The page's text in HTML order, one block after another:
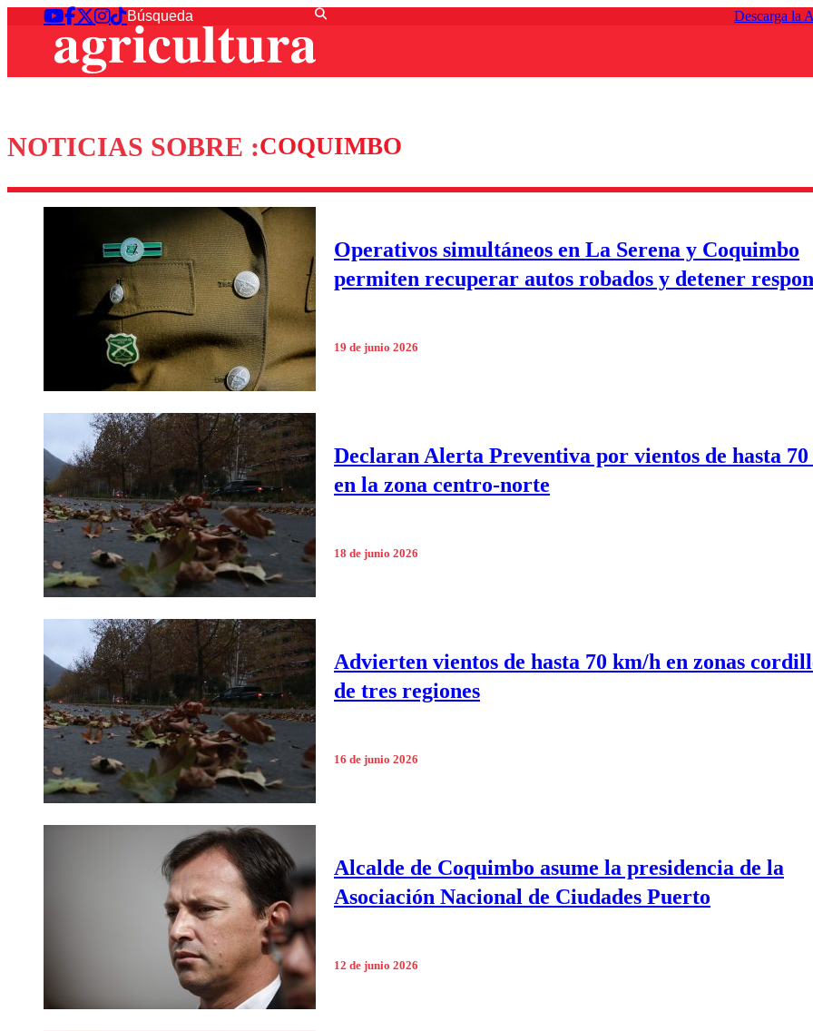
Descarga la
NOTICIAS SOBRE :COQUIMBO
Operativos simultáneos en La Serena y Coquimbo
permiten recuperar autos robados y detener
19 de junio 2026
Declaran Alerta Preventiva por vientos de hasta
en la zona centro-norte
18 de junio 2026
Advierten vientos de hasta 70 km/h en zonas
de tres regiones
16 de junio 2026
Alcalde de Coquimbo asume la presidencia de la
Asociación Nacional de Ciudades Puerto
12 de junio 2026